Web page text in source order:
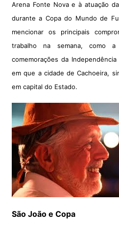
Arena Fonte Nova e à atuação
durante a Copa do Mundo de
mencionar os principais
trabalho na semana, como
comemorações da
em que a cidade de Cachoeira,
em capital do Estado.
São João e Copa